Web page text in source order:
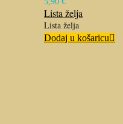
Lista želja
Lista želja
Dodaj u košaricu